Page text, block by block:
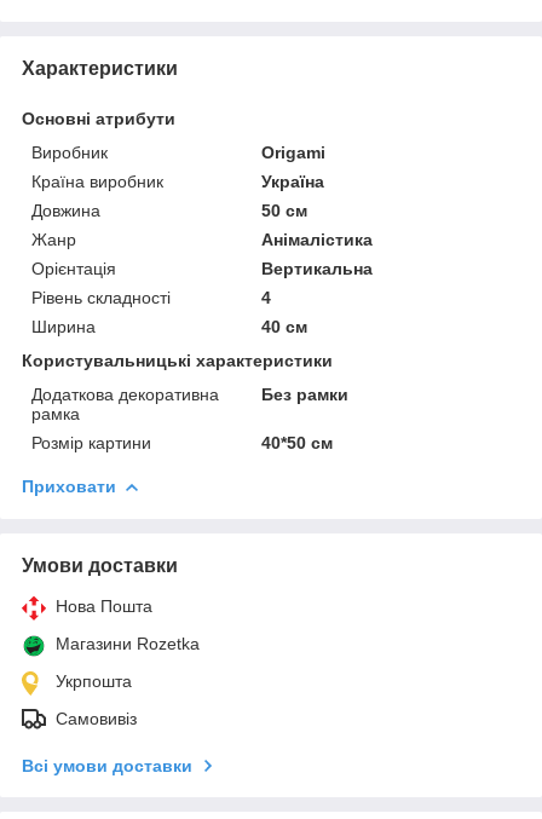
Характеристики
Основні атрибути
Виробник
Origami
Країна виробник
Україна
Довжина
50 см
Жанр
Анімалістика
Орієнтація
Вертикальна
Рівень складності
4
Ширина
40 см
Користувальницькі характеристики
Додаткова декоративна
рамка
Без рамки
Розмір картини 40*50 см
Приховати
Умови доставки
Нова Пошта
Магазини Rozetka
Укрпошта
Самовивіз
Всі умови доставки